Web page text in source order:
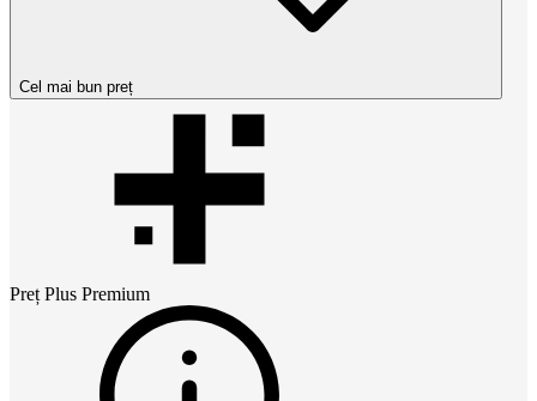
Cel mai bun preț
Preț Plus Premium